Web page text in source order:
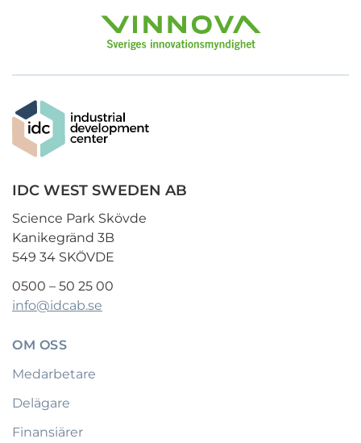
IDC WEST SWEDEN AB
Science Park Skövde
Kanikegränd 3B
549 34 SKÖVDE
0500 – 50 25 00
info@idcab.se
OM OSS
Medarbetare
Delägare
Finansiärer